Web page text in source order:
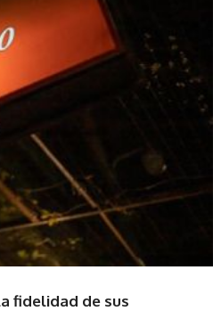
fidelidad de sus